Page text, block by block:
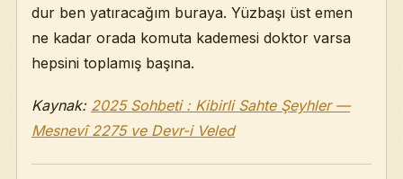
dur ben yatıracağım buraya. Yüzbaşı üst emen
ne kadar orada komuta kademesi doktor varsa
hepsini toplamış başına.
Kaynak: 2025 Sohbeti : Kibirli Sahte Şeyhler —
Mesnevî 2275 ve Devr-i Veled